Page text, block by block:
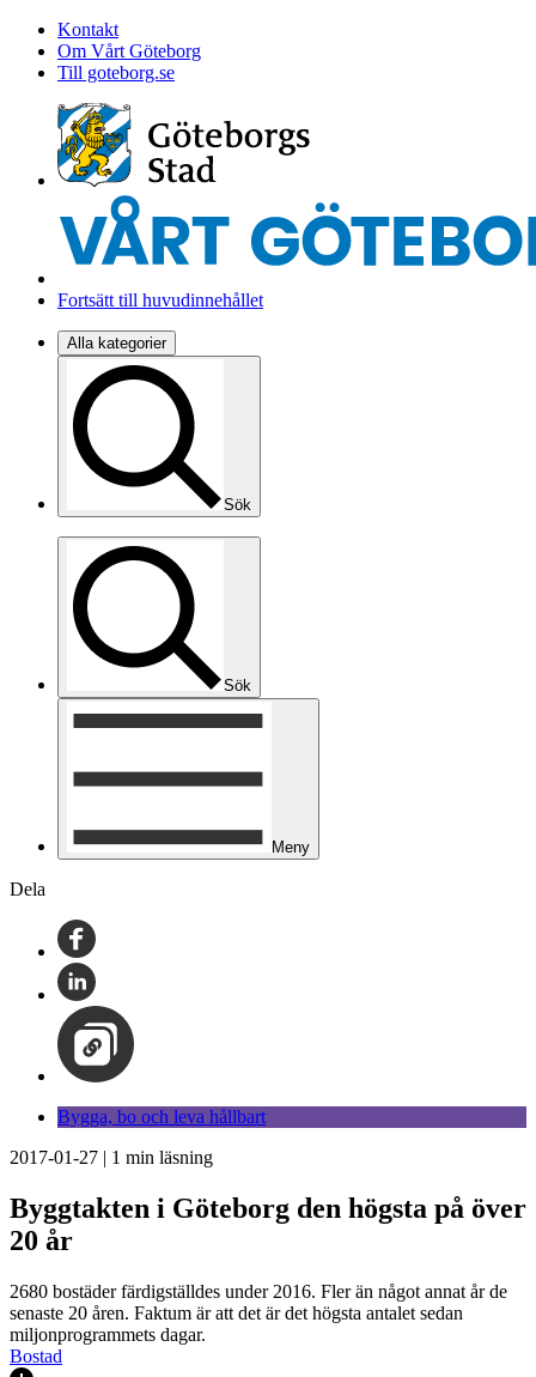
Kontakt
Om Vårt Göteborg
Till goteborg.se
Fortsätt till huvudinnehållet
Alla kategorier
Sök
Sök
Meny
Dela
Bygga, bo och leva hållbart
2017-01-27 | 1 min läsning
Byggtakten i Göteborg den högsta på över
20 år
2680 bostäder färdigställdes under 2016. Fler än något annat år de
senaste 20 åren. Faktum är att det är det högsta antalet sedan
miljonprogrammets dagar.
Bostad